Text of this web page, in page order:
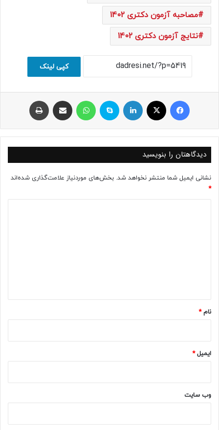
مصاحبه آزمون دکتری 1402
نتایج آزمون دکتری 1402
کپی لینک
فیسبوک ایکس لینکداین اسکایپ واتس آپ اشتراک با ایمیل
دیدگاهتان را بنویسید
نشانی ایمیل شما منتشر نخواهد شد. بخش‌های موردنیاز علامت‌گذاری شده‌اند
*
نام*
ایمیل*
وب‌ سایت